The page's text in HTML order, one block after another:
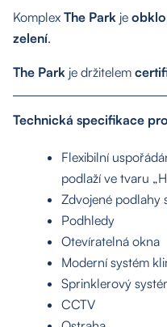
Komplex The Park je
zelení.
The Park je držitelem
Technická specifikace
Flexibilní
podlaží ve tvaru
Zdvojené podlahy
Podhledy
Otevíratelná okna
Moderní systém
Sprinklerový
CCTV